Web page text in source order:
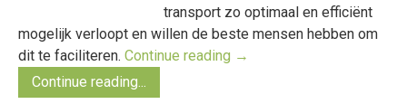
transport zo optimaal en efficiënt
mogelijk verloopt en willen de beste mensen hebben om
dit te faciliteren. Continue reading →
Continue reading...